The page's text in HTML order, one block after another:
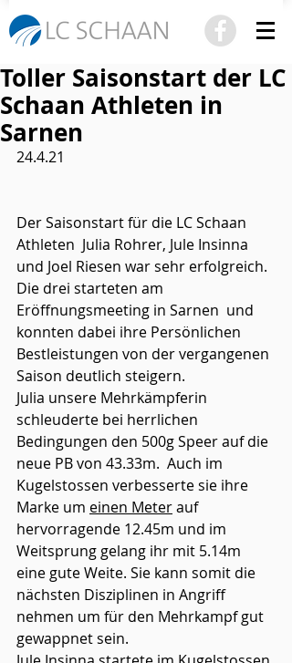
Toller Saisonstart der LC
Schaan Athleten in
Sarnen
24.4.21
Der Saisonstart für die LC Schaan
Athleten  Julia Rohrer, Jule Insinna
und Joel Riesen war sehr erfolgreich.
Die drei starteten am
Eröffnungsmeeting in Sarnen  und
konnten dabei ihre Persönlichen
Bestleistungen von der vergangenen
Saison deutlich steigern.
Julia unsere Mehrkämpferin
schleuderte bei herrlichen
Bedingungen den 500g Speer auf die
neue PB von 43.33m.  Auch im
Kugelstossen verbesserte sie ihre
Marke um einen Meter auf
hervorragende 12.45m und im
Weitsprung gelang ihr mit 5.14m
eine gute Weite. Sie kann somit die
nächsten Disziplinen in Angriff
nehmen um für den Mehrkampf gut
gewappnet sein.